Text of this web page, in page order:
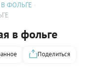
ФОЛЬГЕ
в фольге
Поделиться